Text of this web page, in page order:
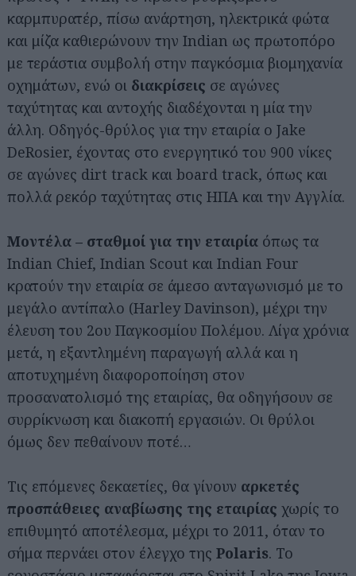
καρμπυρατέρ, πίσω ανάρτηση, ηλεκτρικά φώτα
και μίζα καθιερώνουν την Indian ως πρωτοπόρο
με τεράστια συμβολή στην παγκόσμια βιομηχανία
οχημάτων, ενώ οι διακρίσεις σε αγώνες
ταχύτητας και αντοχής διαδέχονται η μία την
άλλη. Οδηγός-θρύλος για την εταιρία ο Jake
DeRosier, έχοντας στο ενεργητικό του 900 νίκες
σε αγώνες dirt track και board track, όπως και
πολλά ρεκόρ ταχύτητας στις ΗΠΑ και την Αγγλία.
Μοντέλα – σταθμοί για την εταιρία όπως τα
Indian Chief, Indian Scout και Indian Four
κρατούν την εταιρία σε άμεσο ανταγωνισμό με το
μεγάλο αντίπαλο (Harley Davinson), μέχρι την
έλευση του 2ου Παγκοσμίου Πολέμου. Λίγα χρόνια
μετά, η εξαντλημένη παραγωγή αλλά και η
αποτυχημένη διαφοροποίηση στον
προσανατολισμό της εταιρίας, θα οδηγήσουν σε
συρρίκνωση και διακοπή εργασιών. Οι θρύλοι
όμως δεν πεθαίνουν ποτέ…
Τις επόμενες δεκαετίες, θα γίνουν αρκετές
προσπάθειες αναβίωσης της εταιρίας χωρίς το
επιθυμητό αποτέλεσμα, μέχρι το 2011, όταν το
σήμα περνάει στον έλεγχο της Polaris. Το